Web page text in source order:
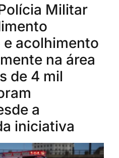
Militar
acolhimento
na área
de 4 mil
a
iniciativa